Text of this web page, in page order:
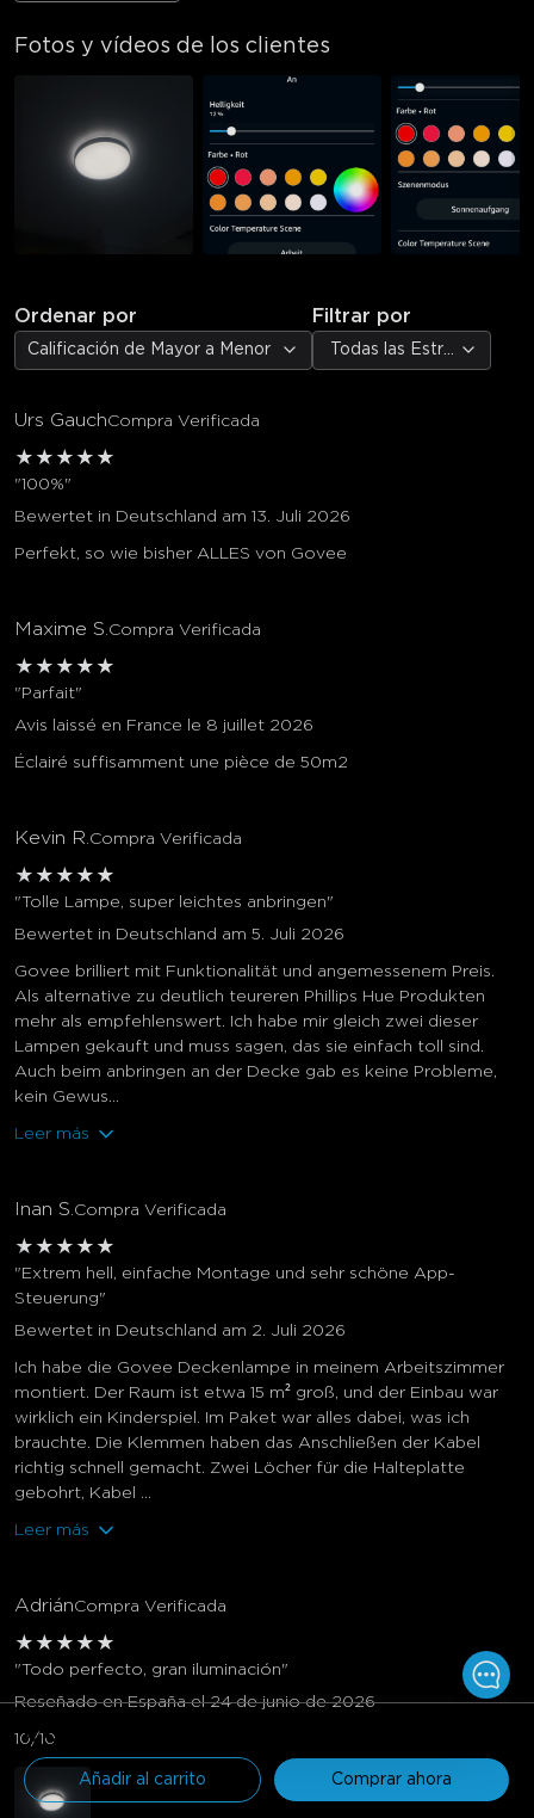
€84.99
Añadir al carrito Comprar ahora
Govee COB Strip Light Pro
Comprar Ahora
Govee 30cm RGBWW + RGBIC
Comprar Ahora
Fotos y vídeos de los clientes
Ordenar por
Calificación de Mayor a Menor
Filtrar por
Todas las Estrellas
Urs GauchCompra Verificada
★ ★ ★ ★ ★
"100%"
Bewertet in Deutschland am 13. Juli 2026
Perfekt, so wie bisher ALLES von Govee
Maxime S. Compra Verificada
★ ★ ★ ★ ★
"Parfait"
Avis laissé en France le 8 juillet 2026
Éclairé suffisamment une pièce de 50m2
Kevin R. Compra Verificada
★ ★ ★ ★ ★
"Tolle Lampe, super leichtes anbringen"
Bewertet in Deutschland am 5. Juli 2026
Govee brilliert mit Funktionalität und angemessenem Preis.
Als alternative zu deutlich teureren Phillips Hue Produkten
mehr als empfehlenswert. Ich habe mir gleich zwei dieser
Lampen gekauft und muss sagen, das sie einfach toll sind.
Auch beim anbringen an der Decke gab es keine Probleme,
kein Gewus...
Leer más
Inan S. Compra Verificada
★ ★ ★ ★ ★
"Extrem hell, einfache Montage und sehr schöne App-
Steuerung"
Bewertet in Deutschland am 2. Juli 2026
Ich habe die Govee Deckenlampe in meinem Arbeitszimmer
montiert. Der Raum ist etwa 15 m² groß, und der Einbau war
wirklich ein Kinderspiel. Im Paket war alles dabei, was ich
brauchte. Die Klemmen haben das Anschließen der Kabel
richtig schnell gemacht. Zwei Löcher für die Halteplatte
gebohrt, Kabel ...
Leer más
AdriánCompra Verificada
★ ★ ★ ★ ★
"Todo perfecto, gran iluminación"
Reseñado en España el 24 de junio de 2026
10/10